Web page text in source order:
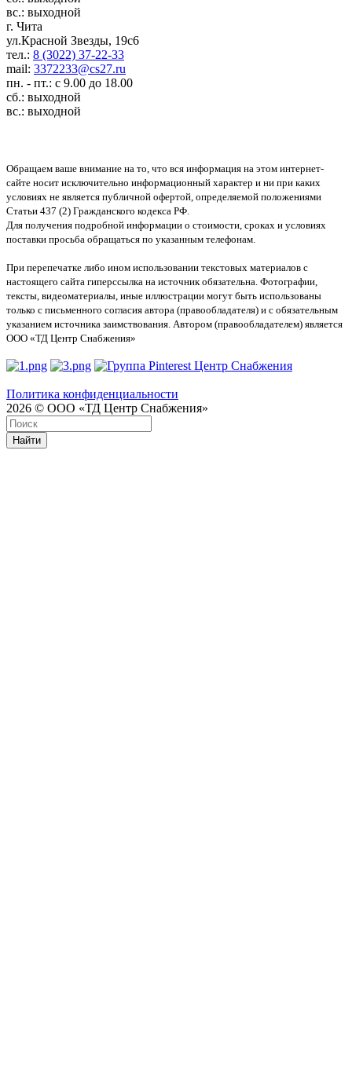
вс.: выходной
г. Чита
ул.Красной Звезды, 19с6
тел.: 8 (3022) 37-22-33
mail: 3372233@cs27.ru
пн. - пт.: с 9.00 до 18.00
сб.: выходной
вс.: выходной
Обращаем ваше внимание на то, что вся информация на этом интернет-
сайте носит исключительно информационный характер и ни при каких
условиях не является публичной офертой, определяемой положениями
Статьи 437 (2) Гражданского кодекса РФ.
Для получения подробной информации о стоимости, сроках и условиях
поставки просьба обращаться по указанным телефонам.
При перепечатке либо ином использовании текстовых материалов с
настоящего сайта гиперссылка на источник обязательна. Фотографии,
тексты, видеоматериалы, иные иллюстрации могут быть использованы
только с письменного согласия автора (правообладателя) и с обязательным
указанием источника заимствования. Автором (правообладателем) является
ООО «ТД Центр Снабжения»
Политика конфиденциальности
2026 © ООО «ТД Центр Снабжения»
Найти